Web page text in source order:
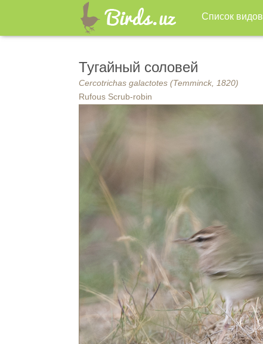
Список видов
Тугайный соловей
Cercotrichas galactotes (Temminck, 1820)
Rufous Scrub-robin